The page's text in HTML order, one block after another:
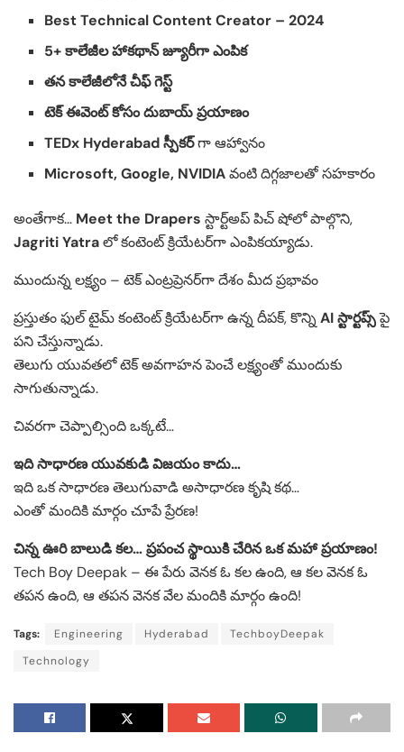
Best Technical Content Creator – 2024
5+ కాలేజీల హాకథాన్ జ్యూరీగా ఎంపిక
తన కాలేజీలోనే చీఫ్ గెస్ట్
టెక్ ఈవెంట్ కోసం దుబాయ్ ప్రయాణం
TEDx Hyderabad స్పీకర్గా ఆహ్వానం
Microsoft, Google, NVIDIAవంటి దిగ్గజాలతో సహకారం
అంతేగాక… Meet the Drapers స్టార్ట్‌అప్ పిచ్ షోలో పాల్గొని,
Jagriti Yatraలో కంటెంట్ క్రియేటర్‌గా ఎంపికయ్యాడు.
ముందున్న లక్ష్యం – టెక్ ఎంట్రప్రెనర్‌గా దేశం మీద ప్రభావం
ప్రస్తుతం ఫుల్ టైమ్ కంటెంట్ క్రియేటర్‌గా ఉన్న దీపక్, కొన్ని AI స్టార్టప్స్పై
పని చేస్తున్నాడు.
తెలుగు యువతలో టెక్ అవగాహన పెంచే లక్ష్యంతో ముందుకు
సాగుతున్నాడు.
చివరగా చెప్పాల్సింది ఒక్కటే…
ఇది సాధారణ యువకుడి విజయం కాదు…
ఇది ఒక సాధారణ తెలుగువాడి అసాధారణ కృషి కథ…
ఎంతో మందికి మార్గం చూపే ప్రేరణ!
చిన్న ఊరి బాలుడి కల… ప్రపంచ స్థాయికి చేరిన ఒక మహా ప్రయాణం!
Tech Boy Deepak – ఈ పేరు వెనక ఓ కల ఉంది, ఆ కల వెనక ఓ
తపన ఉంది, ఆ తపన వెనక వేల మందికి మార్గం ఉంది!
Tags: Engineering Hyderabad
TechboyDeepak
Technology